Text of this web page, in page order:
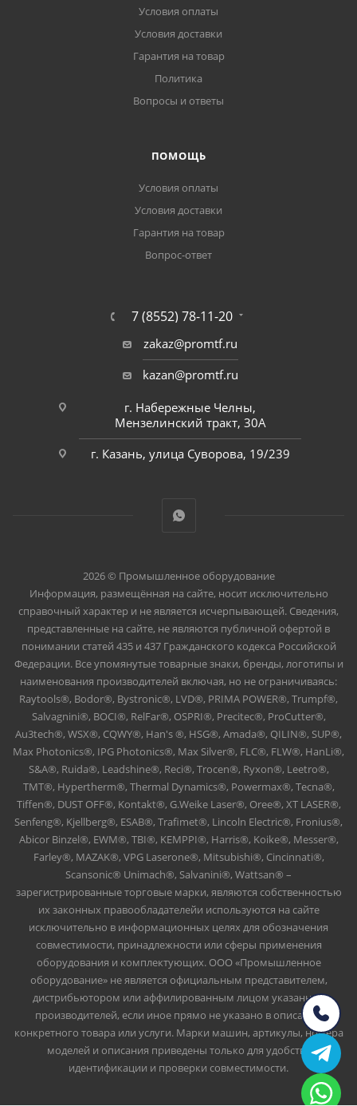
Условия оплаты
Условия доставки
Гарантия на товар
Политика
Вопросы и ответы
ПОМОЩЬ
Условия оплаты
Условия доставки
Гарантия на товар
Вопрос-ответ
7 (8552) 78-11-20
zakaz@promtf.ru
kazan@promtf.ru
г. Набережные Челны,
Мензелинский тракт, 30А
г. Казань, улица Суворова, 19/239
2026 © Промышленное оборудование
Информация, размещённая на сайте, носит исключительно
справочный характер и не является исчерпывающей. Сведения,
представленные на сайте, не являются публичной офертой в
понимании статей 435 и 437 Гражданского кодекса Российской
Федерации. Все упомянутые товарные знаки, бренды, логотипы и
наименования производителей включая, но не ограничиваясь:
Raytools®, Bodor®, Bystronic®, LVD®, PRIMA POWER®, Trumpf®,
Salvagnini®, BOCI®, RelFar®, OSPRI®, Precitec®, ProCutter®,
Au3tech®, WSX®, CQWY®, Han's ®, HSG®, Amada®, QILIN®, SUP®,
Max Photonics®, IPG Photonics®, Max Silver®, FLC®, FLW®, HanLi®,
S&A®, Ruida®, Leadshine®, Reci®, Trocen®, Ryxon®, Leetro®,
TMT®, Hypertherm®, Thermal Dynamics®, Powermax®, Tecna®,
Tiffen®, DUST OFF®, Kontakt®, G.Weike Laser®, Oree®, XT LASER®,
Senfeng®, Kjellberg®, ESAB®, Trafimet®, Lincoln Electric®, Fronius®,
Abicor Binzel®, EWM®, TBI®, KEMPPI®, Harris®, Koike®, Messer®,
Farley®, MAZAK®, VPG Laserone®, Mitsubishi®, Cincinnati®,
Scansonic® Unimach®, Salvanini®, Wattsan® –
зарегистрированные торговые марки, являются собственностью
их законных правообладателейи используются на сайте
исключительно в информационных целях для обозначения
совместимости, принадлежности или сферы применения
оборудования и комплектующих. ООО «Промышленное
оборудование» не является официальным представителем,
дистрибьютором или аффилированным лицом указанных
производителей, если иное прямо не указано в описании
конкретного товара или услуги. Марки машин, артикулы, номера
моделей и описания приведены только для удобства
идентификации и проверки совместимости.